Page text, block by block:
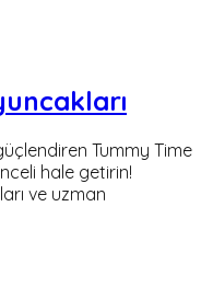
Tummy Time
hale getirin!
ve uzman